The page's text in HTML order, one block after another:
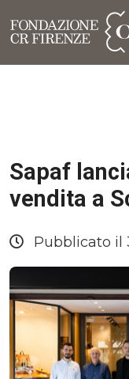
Sapaf
vendita a
Pubblicato il